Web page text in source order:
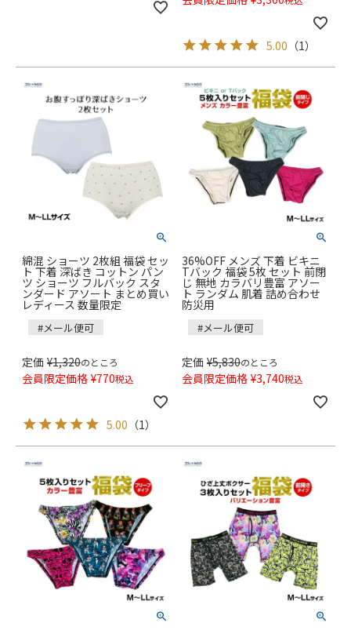
5.00 （1）
綿混 ショーツ 2枚組 福袋 セッ
ト 下着 深ばき コットン パン
ツ ショーツ フルバック スタ
ンダード アソート まとめ買い
レディース 数量限定
#メール便可
定価 ¥1,320のところ
会員限定価格 ¥770税込
5.00 （1）
36%OFF メンズ 下着 ビキニ
Tバック 福袋 5枚 セット 前閉
じ 無地 カラバリ豊富 アソー
ト ランダム 肌着 詰め合わせ
防災用
#メール便可
定価 ¥5,830のところ
会員限定価格 ¥3,740税込